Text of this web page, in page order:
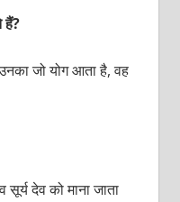
हैं?
जो योग आता है, वह
देव को माना जाता